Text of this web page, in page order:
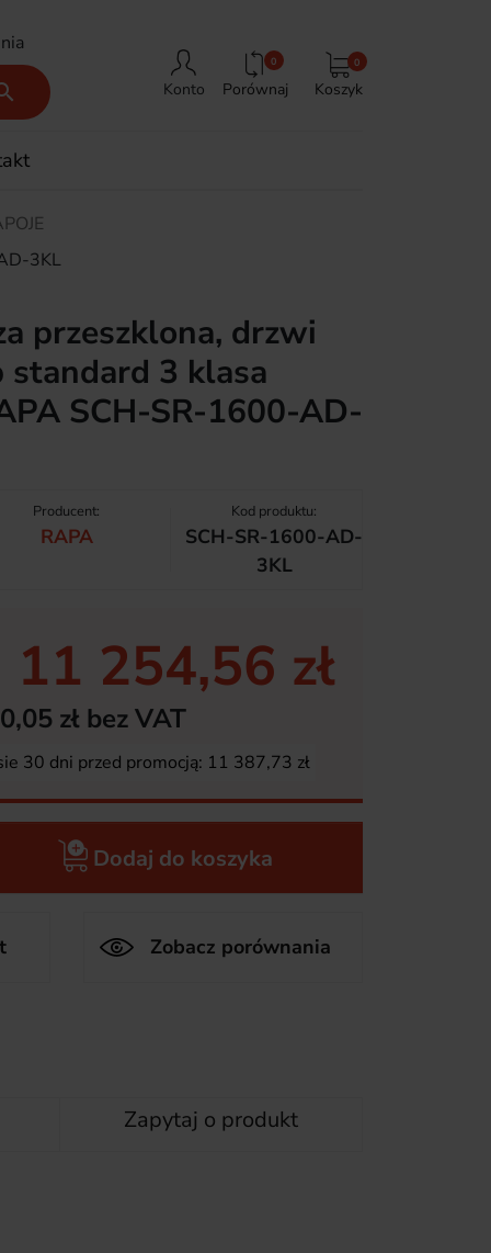
Konto
0
Porównaj Koszyk
0
3KL
przeszklona, drzwi
3 klasa
SCH-SR-1600-AD-
Producent:
RAPA
Kod produktu:
SCH-SR-1600-AD-
3KL
11 254,56 zł
zł bez VAT
30 dni przed promocją: 11 387,73 zł
Dodaj do koszyka
Zobacz porównania
Zapytaj o produkt